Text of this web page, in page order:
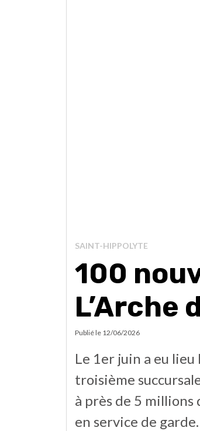
SAINT-HIPPOLYTE
100
L’Arche
Publié le 12/06/2026
Le 1er juin a eu
troisième
à près de 5 millions
en service de garde.